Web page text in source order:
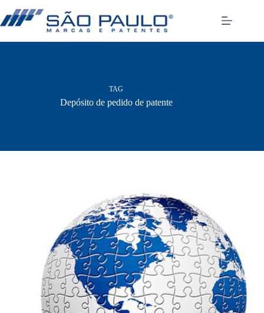
para
o
TAG
Depósito de pedido de patente